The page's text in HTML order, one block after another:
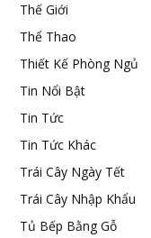
Thế Giới
Thể Thao
Thiết Kế Phòng Ngủ
Tin Nổi Bật
Tin Tức
Tin Tức Khác
Trái Cây Ngày Tết
Trái Cây Nhập Khẩu
Tủ Bếp Bằng Gỗ